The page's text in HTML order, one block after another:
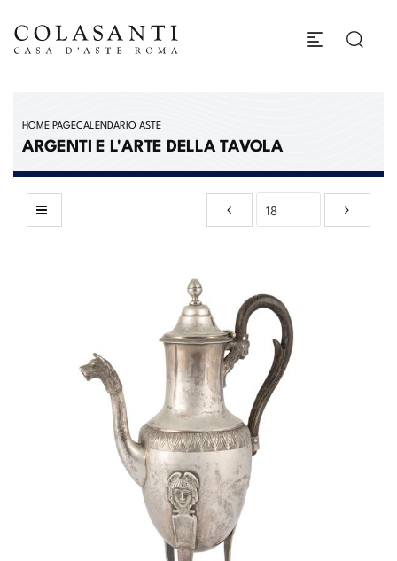
HOME PAGECALENDARIO ASTE
ARGENTI E L'ARTE DELLA TAVOLA